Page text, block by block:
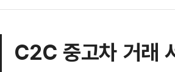
C2C 중고차 거래